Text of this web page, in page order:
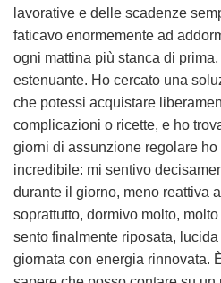
lavorative e delle scadenze
faticavo enormemente ad
ogni mattina più stanca di
estenuante. Ho cercato una
che potessi acquistare
complicazioni o ricette, e ho
giorni di assunzione regolare
incredibile: mi sentivo
durante il giorno, meno reattiva
soprattutto, dormivo molto,
sento finalmente riposata,
giornata con energia rinnovata.